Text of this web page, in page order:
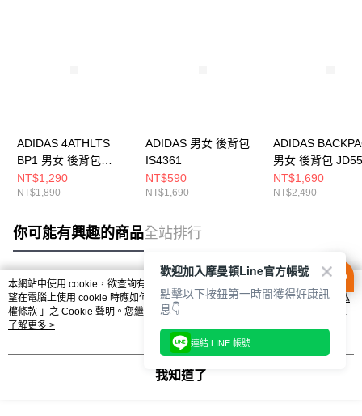
ADIDAS 4ATHLTS
BP1 男女 後背包
JL6155
NT$1,290
NT$1,890
ADIDAS 男女 後背包
IS4361
NT$590
NT$1,690
ADIDAS
男女 後背包
NT$1,690
NT$2,490
你可能有興趣的商品全站排行
熱門標籤
本網站中使用 cookie，欲查詢有關本網站使用 cookie 方式之詳情，及若您不希
望在電腦上使用 cookie 時應如何變更電腦的 cookie 設定，請參閱本網站「
隱私
權條款 」之 Cookie 聲明。您繼續使用本網站即表示您同意本公司得按本網站使
用條款之 Cookie 聲明使用 cookie。
了解更多 >
我知道了
歡迎加入摩曼頓Line官方帳號
點擊以下按鈕第一時間獲得好康訊
息👇
連結 LINE 帳號